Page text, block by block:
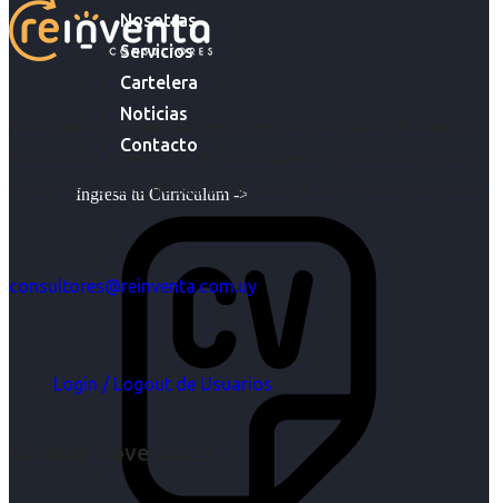
Nosotras
Servicios
Cartelera
Noticias
Contacto
Ingresa tu Curriculum ->
Acompañar a empresas en su gestión de capital humano y
acompañar a personas en la búsqueda y encuentro de sus
objetivos es para nosotros un trabajo, pero antes un placer.
consultores@reinventa.com.uy
Login / Logout de Usuarios
Últimas Novedades